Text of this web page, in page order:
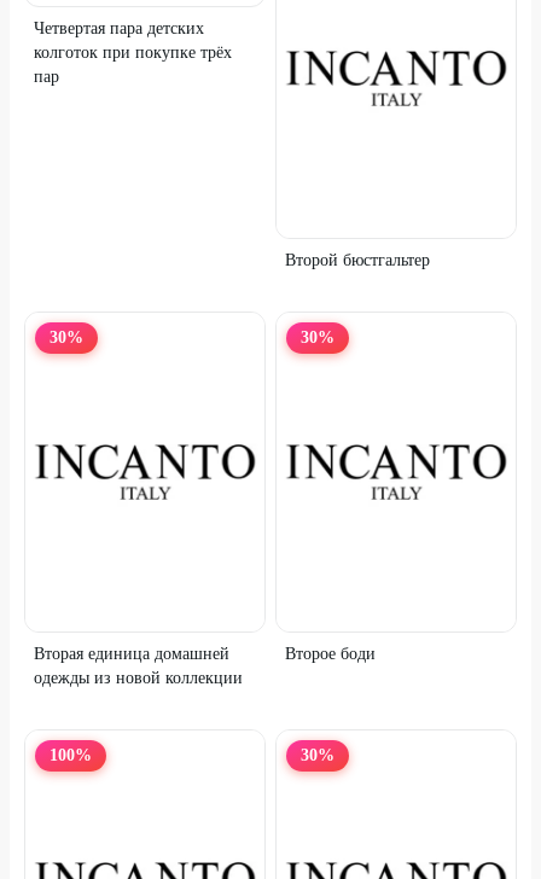
Четвертая пара детских
колготок при покупке трёх
пар
Второй бюстгальтер
30%
Вторая единица домашней
одежды из новой коллекции
30%
Второе боди
100% 30%